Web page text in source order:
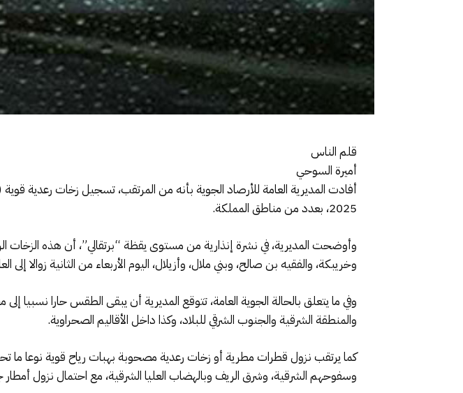
قلم الناس
أميرة السوحي
2025، بعدد من مناطق المملكة.
وأوضحت المديرية، في نشرة إنذارية من مستوى يقظة “برتقالي”، أن هذه الزخات
وخريبكة، والفقيه بن صالح، وبني ملال، وأزيلال، اليوم الأربعاء من الثانية زوالا إلى
وفي ما يتعلق بالحالة الجوية العامة، تتوقع المديرية أن يبقى الطقس حارا
والمنطقة الشرقية والجنوب الشرقي للبلاد، وكذا داخل الأقاليم الصحراوية.
كما يرتقب نزول قطرات مطرية أو زخات رعدية مصحوبة بهبات رياح قوية نوعا ما
وسفوحهم الشرقية، وشرق الريف وبالهضاب العليا الشرقية، مع احتمال نزول